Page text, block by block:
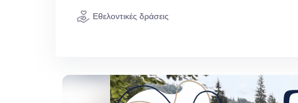
Εθελοντικές δράσεις